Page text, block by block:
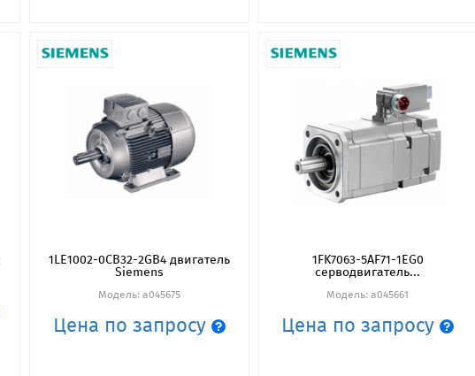
1LE1002-0CB32-2GB4 двигатель
Siemens
Модель: a045675
Цена по запросу
1FK7063-5AF71-1EG0
серводвигатель...
Модель: a045661
Цена по запросу